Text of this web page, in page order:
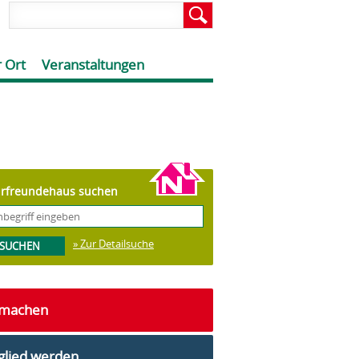
Ort Veranstaltungen
suchen
» Zur Detailsuche